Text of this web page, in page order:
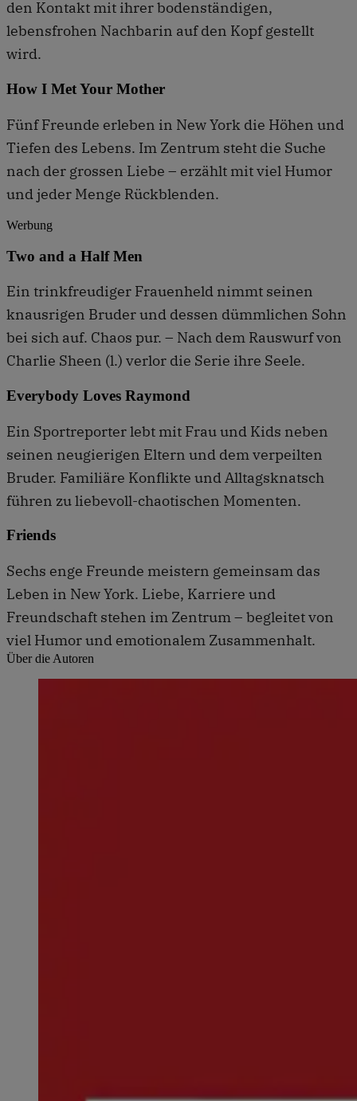
den Kontakt mit ihrer bodenständigen,
lebensfrohen Nachbarin auf den Kopf gestellt
wird.
How I Met Your Mother
Fünf Freunde erleben in New York die Höhen und
Tiefen des Lebens. Im Zentrum steht die Suche
nach der grossen Liebe – erzählt mit viel Humor
und jeder Menge Rückblenden.
Werbung
Two and a Half Men
Ein trinkfreudiger Frauenheld nimmt seinen
knausrigen Bruder und dessen dümmlichen Sohn
bei sich auf. Chaos pur. – Nach dem Rauswurf von
Charlie Sheen (l.) verlor die Serie ihre Seele.
Everybody Loves Raymond
Ein Sportreporter lebt mit Frau und Kids neben
seinen neugierigen Eltern und dem verpeilten
Bruder. Familiäre Konflikte und Alltagsknatsch
führen zu liebevoll-chaotischen Momenten.
Friends
Sechs enge Freunde meistern gemeinsam das
Leben in New York. Liebe, Karriere und
Freundschaft stehen im Zentrum – begleitet von
viel Humor und emotionalem Zusammenhalt.
Über die Autoren